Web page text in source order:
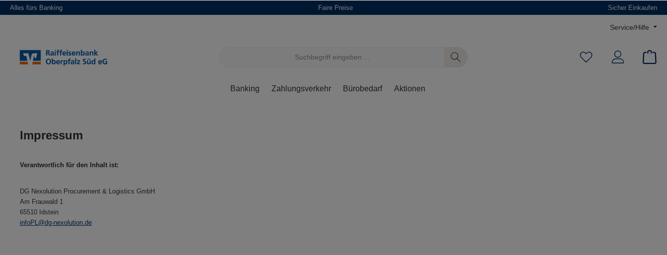
Zur Hauptnavigation springen
Alles fürs Banking Faire Preise Sicher Einkaufen
Service/Hilfe
Banking Zahlungsverkehr Bürobedarf Aktionen
Impressum
Verantwortlich für den Inhalt ist:
DG Nexolution Procurement & Logistics GmbH
Am Frauwald 1
65510 Idstein
infoPL@dg-nexolution.de